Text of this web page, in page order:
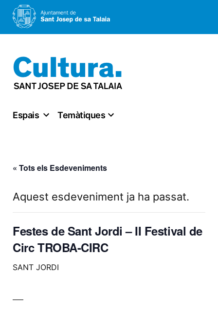
al
contingut
Espais Temàtiques
« Tots els Esdeveniments
Aquest esdeveniment ja ha passat.
Festes de Sant Jordi – II Festival de
Circ TROBA-CIRC
SANT JORDI